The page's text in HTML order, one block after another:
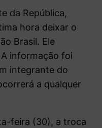
da República,
hora deixar o
Brasil. Ele
informação foi
integrante do
a qualquer
feira (30), a troca